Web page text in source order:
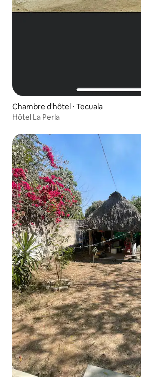
Chambre d'hôtel ⋅ Tecuala
Hôtel La Perla